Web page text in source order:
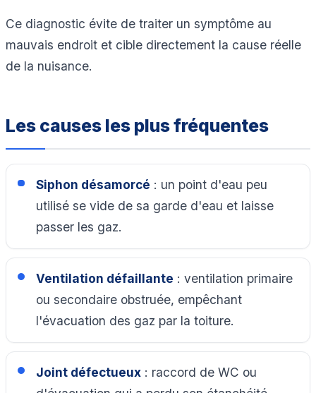
Ce diagnostic évite de traiter un symptôme au
mauvais endroit et cible directement la cause réelle
de la nuisance.
Les causes les plus fréquentes
Siphon désamorcé : un point d'eau peu
utilisé se vide de sa garde d'eau et laisse
passer les gaz.
Ventilation défaillante : ventilation primaire
ou secondaire obstruée, empêchant
l'évacuation des gaz par la toiture.
Joint défectueux: raccord de WC ou